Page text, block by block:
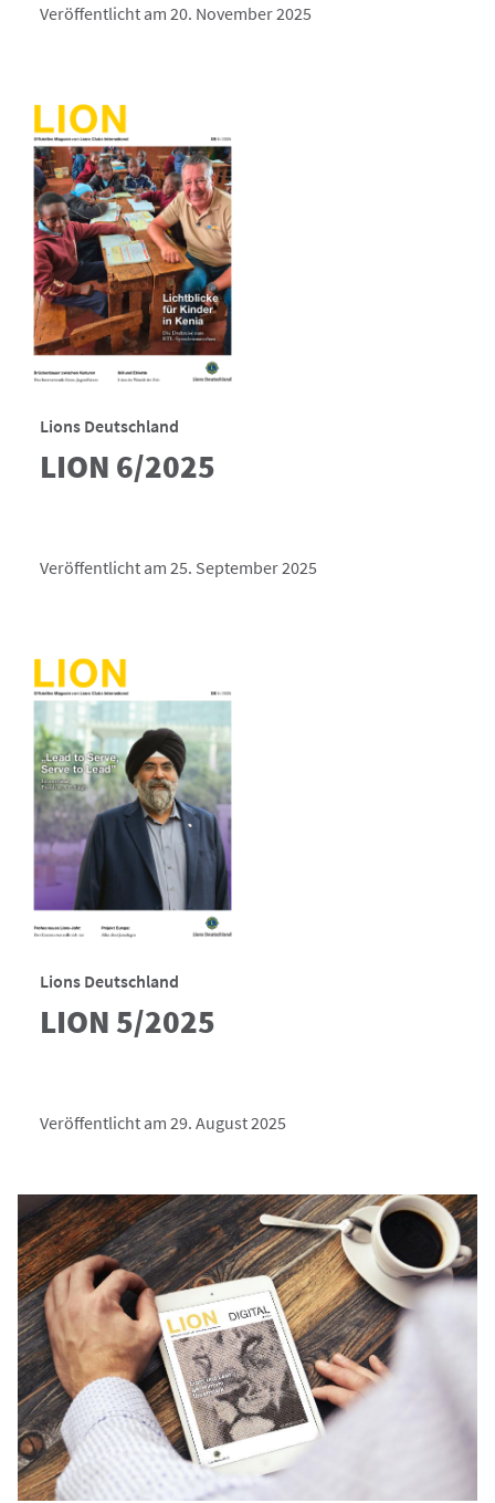
Veröffentlicht am 20. November 2025
Lions Deutschland
LION 6/2025
Veröffentlicht am 25. September 2025
Lions Deutschland
LION 5/2025
Veröffentlicht am 29. August 2025